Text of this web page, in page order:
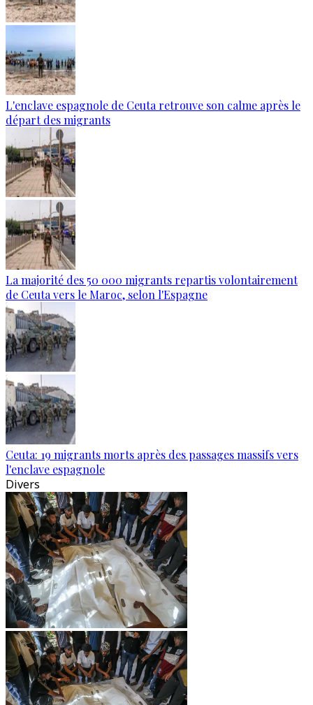
L'enclave espagnole de Ceuta retrouve son calme après le
départ des migrants
La majorité des 50 000 migrants repartis volontairement
de Ceuta vers le Maroc, selon l'Espagne
Ceuta: 19 migrants morts après des passages massifs vers
l'enclave espagnole
Divers